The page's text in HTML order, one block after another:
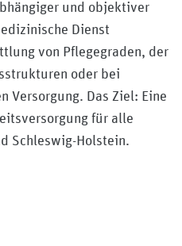
und objektiver
Dienst
von Pflegegraden, der
oder bei
Versorgung. Das Ziel: Eine
für alle
Schleswig-Holstein.